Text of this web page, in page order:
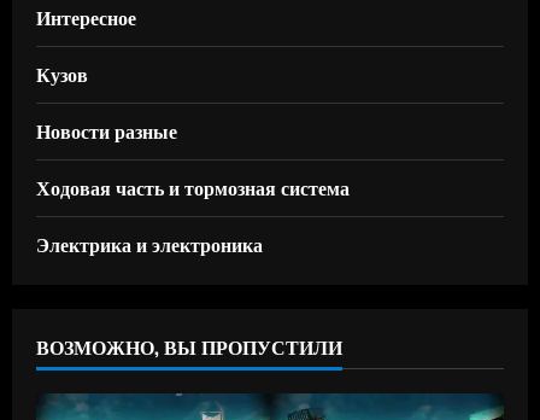
Интересное
Кузов
Новости разные
Ходовая часть и тормозная система
Электрика и электроника
ВОЗМОЖНО, ВЫ ПРОПУСТИЛИ